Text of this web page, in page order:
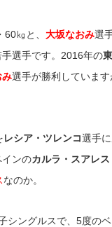
㎏と、 大坂なおみ選
選手です。2016年の
み選手が勝利していま
レシア・ツレンコ選手
ンのカルラ・スアレス
なのか。
シングルスで、5度の